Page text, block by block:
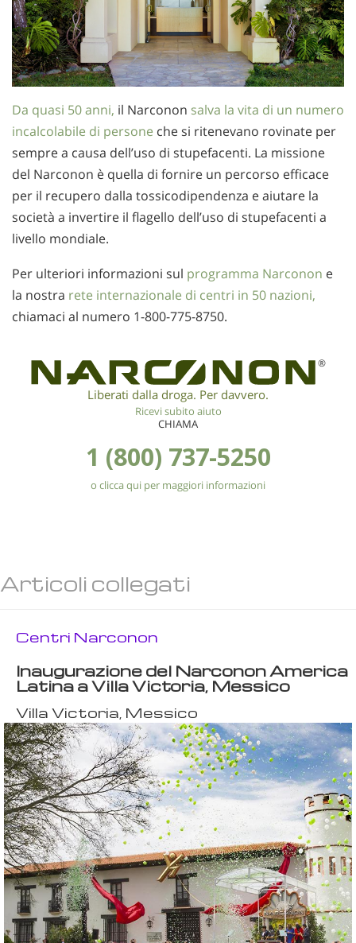
Da quasi 50 anni, il Narconon salva la vita di un numero
incalcolabile di persone che si ritenevano rovinate per
sempre a causa dell’uso di stupefacenti. La missione
del Narconon è quella di fornire un percorso efficace
per il recupero dalla tossicodipendenza e aiutare la
società a invertire il flagello dell’uso di stupefacenti a
livello mondiale.
Per ulteriori informazioni sul programma Narconon e
la nostra rete internazionale di centri in 50 nazioni,
chiamaci al numero 1-800-775-8750.
®
Liberati dalla droga. Per davvero.
Ricevi subito aiuto
CHIAMA
1 (800) 737-5250
o clicca qui per maggiori informazioni
Articoli collegati
Centri Narconon
Inaugurazione del Narconon America
Latina a Villa Victoria, Messico
Villa Victoria, Messico